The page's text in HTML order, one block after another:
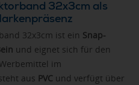
32x3cm als
32x3cm ist ein Snap-
und eignet sich für den
im
aus PVC und verfügt über